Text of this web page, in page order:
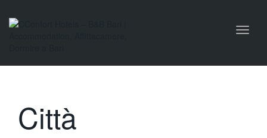
Toggle
Città